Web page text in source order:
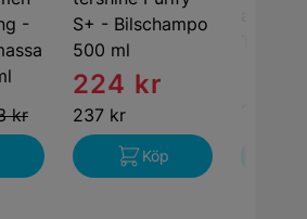
-
kr
S+ - Bilschampo
500 ml
224 kr
237 kr
Köp